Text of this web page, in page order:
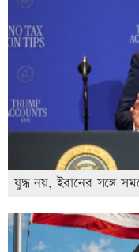
যুদ্ধ নয়, ইরানের সঙ্গে